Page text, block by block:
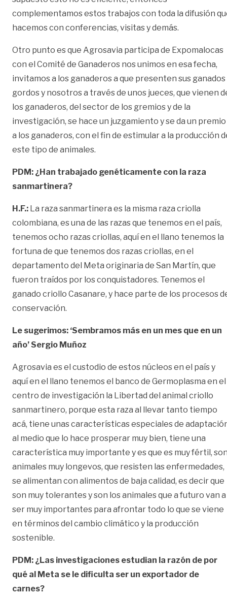
complementamos estos trabajos con toda la difusión
hacemos con conferencias, visitas y demás.
Otro punto es que Agrosavia participa de Expomalocas
con el Comité de Ganaderos nos unimos en esa fecha,
invitamos a los ganaderos a que presenten sus ganados
gordos y nosotros a través de unos jueces, que vienen
los ganaderos, del sector de los gremios y de la
investigación, se hace un juzgamiento y se da un premio
a los ganaderos, con el fin de estimular a la producción
este tipo de animales.
PDM: ¿Han trabajado genéticamente con la raza
sanmartinera?
H.F.: La raza sanmartinera es la misma raza criolla
colombiana, es una de las razas que tenemos en el país,
tenemos ocho razas criollas, aquí en el llano tenemos la
fortuna de que tenemos dos razas criollas, en el
departamento del Meta originaria de San Martín, que
fueron traídos por los conquistadores. Tenemos el
ganado criollo Casanare, y hace parte de los procesos
conservación.
Le sugerimos: ‘Sembramos más en un mes que en un
año’ Sergio Muñoz
Agrosavia es el custodio de estos núcleos en el país y
aquí en el llano tenemos el banco de Germoplasma en el
centro de investigación la Libertad del animal criollo
sanmartinero, porque esta raza al llevar tanto tiempo
acá, tiene unas características especiales de
al medio que lo hace prosperar muy bien, tiene una
característica muy importante y es que es muy fértil,
animales muy longevos, que resisten las enfermedades,
se alimentan con alimentos de baja calidad, es decir que
son muy tolerantes y son los animales que a futuro van a
ser muy importantes para afrontar todo lo que se viene
en términos del cambio climático y la producción
sostenible.
PDM: ¿Las investigaciones estudian la razón de por
qué al Meta se le dificulta ser un exportador de
carnes?